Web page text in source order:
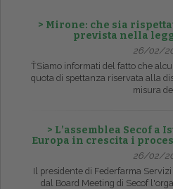
> Mirone: che sia
prevista nella
26/02/
ŤSiamo informati del fatto che
quota di spettanza riservata alla
misura
> L’assemblea Secof a
Europa in crescita i
26/02/
Il presidente di Federfarma
dal Board Meeting di Secof